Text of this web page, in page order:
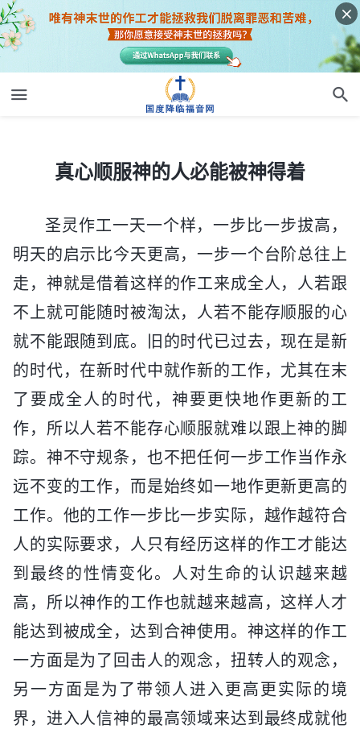
真心顺服神的人必能被神得着
圣灵作工一天一个样，一步比一步拔高，
明天的启示比今天更高，一步一个台阶总往上
走，神就是借着这样的作工来成全人，人若跟
不上就可能随时被淘汰，人若不能存顺服的心
就不能跟随到底。旧的时代已过去，现在是新
的时代，在新时代中就作新的工作，尤其在末
了要成全人的时代，神要更快地作更新的工
作，所以人若不能存心顺服就难以跟上神的脚
踪。神不守规条，也不把任何一步工作当作永
远不变的工作，而是始终如一地作更新更高的
工作。他的工作一步比一步实际，越作越符合
人的实际要求，人只有经历这样的作工才能达
到最终的性情变化。人对生命的认识越来越
高，所以神作的工作也就越来越高，这样人才
能达到被成全，达到合神使用。神这样的作工
一方面是为了回击人的观念，扭转人的观念，
另一方面是为了带领人进入更高更实际的境
界，进入人信神的最高领域来达到最终成就他